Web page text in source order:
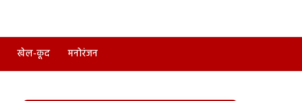
खेल-कूद मनोरंजन